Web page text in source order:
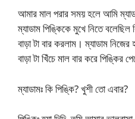
আমার মাল পরার সময় হলে আমি
ম্যাডাম পিঙ্কিকে মুখে নিতে
বাড়া টা বার করলাম। ম্যাডাম
বাড়া টা খিঁচে মাল বার করে পিঙ্কির
ম্যাডামঃ কি পিঙ্কি? খুশী তো এবার?